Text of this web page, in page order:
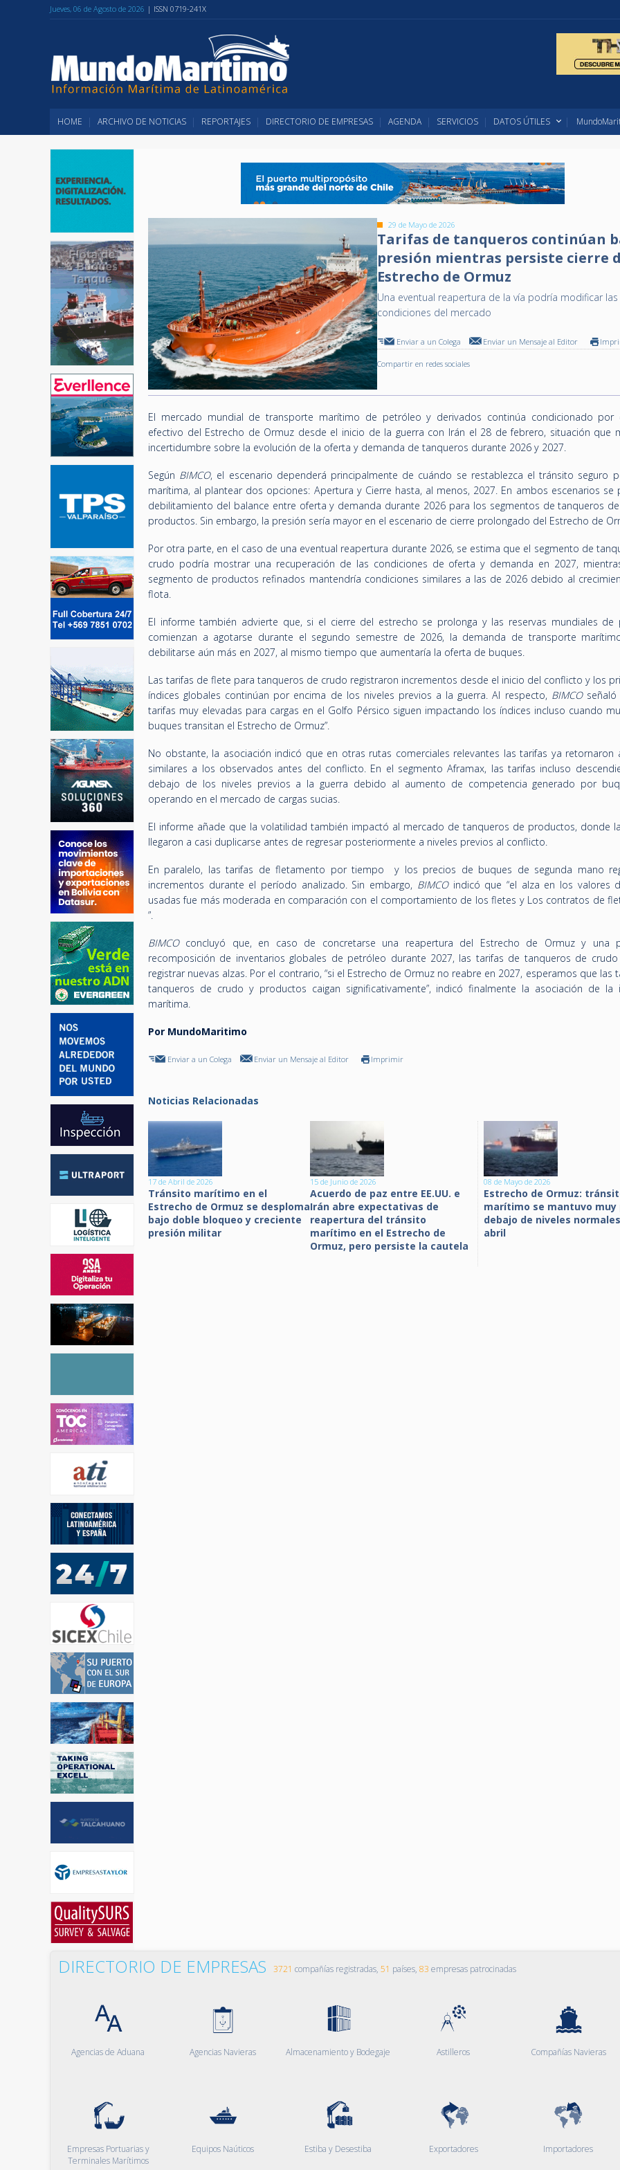
Jueves, 06 de Agosto de 2026 | ISSN 0719-241X
HOME ARCHIVO DE NOTICIAS REPORTAJES DIRECTORIO DE EMPRESAS AGENDA SERVICIOS DATOS ÚTILES
29 de Mayo de 2026
Tarifas de tanqueros continúan
presión mientras persiste cierre
Estrecho de Ormuz
Una eventual reapertura de la vía podría modificar las
condiciones del mercado
Enviar a un Colega Enviar un Mensaje al Editor
Compartir en redes sociales
El mercado mundial de transporte marítimo de petróleo y derivados continúa condicionado por
efectivo del Estrecho de Ormuz desde el inicio de la guerra con Irán el 28 de febrero, situación que
incertidumbre sobre la evolución de la oferta y demanda de tanqueros durante 2026 y 2027.
Según BIMCO, el escenario dependerá principalmente de cuándo se restablezca el tránsito seguro
marítima, al plantear dos opciones: Apertura y Cierre hasta, al menos, 2027. En ambos escenarios se
debilitamiento del balance entre oferta y demanda durante 2026 para los segmentos de tanqueros
productos. Sin embargo, la presión sería mayor en el escenario de cierre prolongado del Estrecho de
Por otra parte, en el caso de una eventual reapertura durante 2026, se estima que el segmento de
crudo podría mostrar una recuperación de las condiciones de oferta y demanda en 2027,
segmento de productos refinados mantendría condiciones similares a las de 2026 debido al
flota.
El informe también advierte que, si el cierre del estrecho se prolonga y las reservas mundiales de
comienzan a agotarse durante el segundo semestre de 2026, la demanda de transporte
debilitarse aún más en 2027, al mismo tiempo que aumentaría la oferta de buques.
Las tarifas de flete para tanqueros de crudo registraron incrementos desde el inicio del conflicto y los
índices globales continúan por encima de los niveles previos a la guerra. Al respecto, BIMCOseñaló
tarifas muy elevadas para cargas en el Golfo Pérsico siguen impactando los índices incluso cuando
buques transitan el Estrecho de Ormuz”.
No obstante, la asociación indicó que en otras rutas comerciales relevantes las tarifas ya retornaron
similares a los observados antes del conflicto. En el segmento Aframax, las tarifas incluso
debajo de los niveles previos a la guerra debido al aumento de competencia generado por
operando en el mercado de cargas sucias.
El informe añade que la volatilidad también impactó al mercado de tanqueros de productos, donde
llegaron a casi duplicarse antes de regresar posteriormente a niveles previos al conflicto.
En paralelo, las tarifas de fletamento por tiempo y los precios de buques de segunda mano
incrementos durante el período analizado. Sin embargo, BIMCO indicó que “el alza en los valores
usadas fue más moderada en comparación con el comportamiento de los fletes y Los contratos de
”.
BIMCOconcluyó que, en caso de concretarse una reapertura del Estrecho de Ormuz y una
recomposición de inventarios globales de petróleo durante 2027, las tarifas de tanqueros de
registrar nuevas alzas. Por el contrario, “si el Estrecho de Ormuz no reabre en 2027, esperamos que las
tanqueros de crudo y productos caigan significativamente”, indicó finalmente la asociación de la
marítima.
Por MundoMaritimo
Enviar a un Colega Enviar un Mensaje al Editor Imprimir
Noticias Relacionadas
17 de Abril de 2026
Tránsito marítimo en el
Estrecho de Ormuz se desploma
bajo doble bloqueo y creciente
presión militar
15 de Junio de 2026
Acuerdo de paz entre EE.UU. e
Irán abre expectativas de
reapertura del tránsito
marítimo en el Estrecho de
Ormuz, pero persiste la cautela
08 de Mayo de 2026
Estrecho de Ormuz:
marítimo se mantuvo muy
debajo de niveles
abril
DIRECTORIO DE EMPRESAS 3721 compañías registradas, 51 países, 83 empresas patrocinadas
Agencias de Aduana Agencias Navieras Almacenamiento y Bodegaje Astilleros Compañías Navieras
Empresas Portuarias y
Terminales Marítimos
Equipos Naúticos Estiba y Desestiba Exportadores Importadores